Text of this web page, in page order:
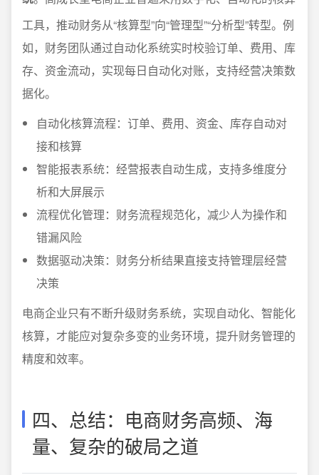
工具，推动财务从“核算型”向“管理型”“分析型”转型。例
如，财务团队通过自动化系统实时校验订单、费用、库
存、资金流动，实现每日自动化对账，支持经营决策数
据化。
自动化核算流程：订单、费用、资金、库存自动对
接和核算
智能报表系统：经营报表自动生成，支持多维度分
析和大屏展示
流程优化管理：财务流程规范化，减少人为操作和
错漏风险
数据驱动决策：财务分析结果直接支持管理层经营
决策
电商企业只有不断升级财务系统，实现自动化、智能化
核算，才能应对复杂多变的业务环境，提升财务管理的
精度和效率。
四、总结：电商财务高频、海
量、复杂的破局之道